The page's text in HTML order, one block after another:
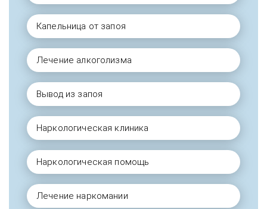
Капельница от запоя
Лечение алкоголизма
Вывод из запоя
Наркологическая клиника
Наркологическая помощь
Лечение наркомании